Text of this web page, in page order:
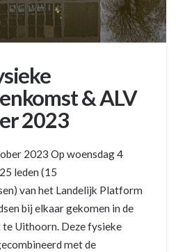
& ALV
2023
2023 Op woensdag 4
leden (15
van het Landelijk Platform
bij elkaar gekomen in de
Uithoorn. Deze fysieke
met de